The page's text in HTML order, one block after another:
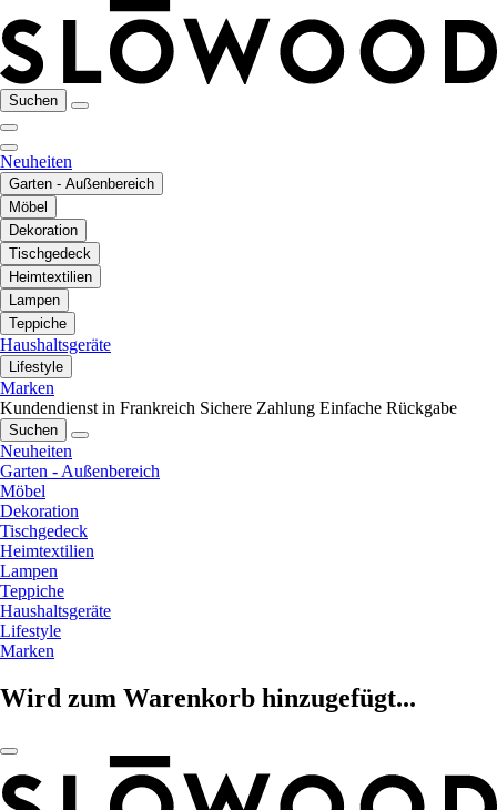
Suchen
Neuheiten
Garten - Außenbereich
Möbel
Dekoration
Tischgedeck
Heimtextilien
Lampen
Teppiche
Haushaltsgeräte
Lifestyle
Marken
Kundendienst in Frankreich Sichere Zahlung Einfache Rückgabe
Suchen
Neuheiten
Garten - Außenbereich
Möbel
Dekoration
Tischgedeck
Heimtextilien
Lampen
Teppiche
Haushaltsgeräte
Lifestyle
Marken
Wird zum Warenkorb hinzugefügt...